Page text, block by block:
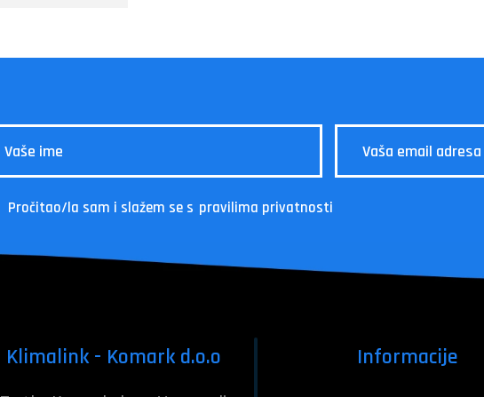
Pročitao/la sam i slažem se s pravilima privatnosti
Klimalink - Komark d.o.o Informacije